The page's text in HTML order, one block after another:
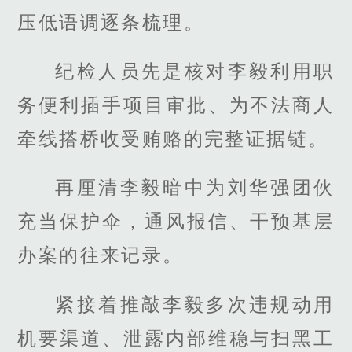
压低语调逐条梳理。
纪检人员先是核对李毅利用职
务便利插手项目审批、为不法商人
牵线搭桥收受贿赂的完整证据链。
再厘清李毅暗中为刘华强团伙
充当保护伞，通风报信、干预基层
办案的往来记录。
紧接着推敲李毅多次违规动用
机要渠道、泄露内部维稳与扫黑工